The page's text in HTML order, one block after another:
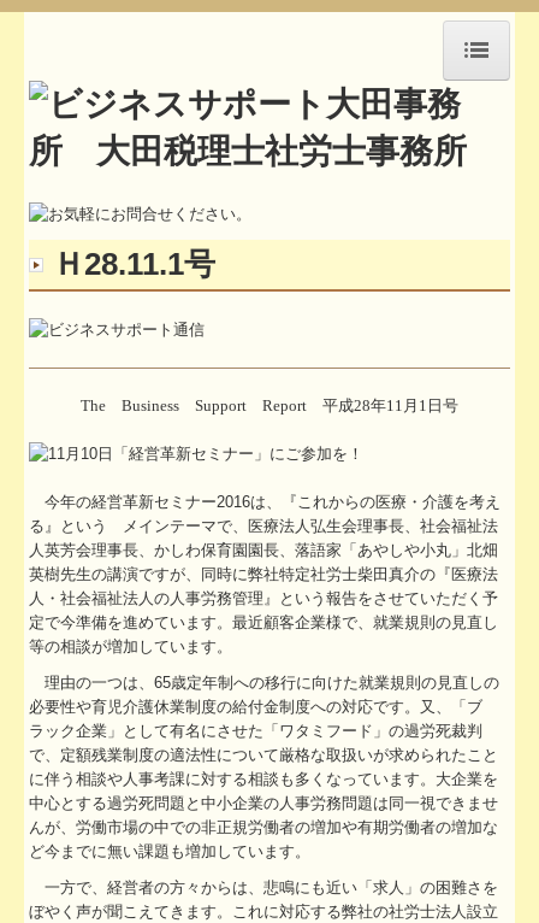
HOME
アクセス
セミナー紹介
事務所通信
お問合せ
所長挨拶
職員紹介
執筆活動や講演記録
社会福祉法人の皆様へ
病院・診療所の皆様へ
社会保険労務士業務
会計・税務システム
出版物紹介
リンク集
過去のセミナー
Ｈ28.11.1号
The Business Support Report 平成28年11月1日号
今年の経営革新セミナー2016は、『これからの医療・介護を考え
る』という メインテーマで、医療法人弘生会理事長、社会福祉法
人英芳会理事長、かしわ保育園園長、落語家「あやしや小丸」北畑
英樹先生の講演ですが、同時に弊社特定社労士柴田真介の『医療法
人・社会福祉法人の人事労務管理』という報告をさせていただく予
定で今準備を進めています。最近顧客企業様で、就業規則の見直し
等の相談が増加しています。
理由の一つは、65歳定年制への移行に向けた就業規則の見直しの
必要性や育児介護休業制度の給付金制度への対応です。又、「ブ
ラック企業」として有名にさせた「ワタミフード」の過労死裁判
で、定額残業制度の適法性について厳格な取扱いが求められたこと
に伴う相談や人事考課に対する相談も多くなっています。大企業を
中心とする過労死問題と中小企業の人事労務問題は同一視できませ
んが、労働市場の中での非正規労働者の増加や有期労働者の増加な
ど今までに無い課題も増加しています。
一方で、経営者の方々からは、悲鳴にも近い「求人」の困難さを
ぼやく声が聞こえてきます。これに対応する弊社の社労士法人設立